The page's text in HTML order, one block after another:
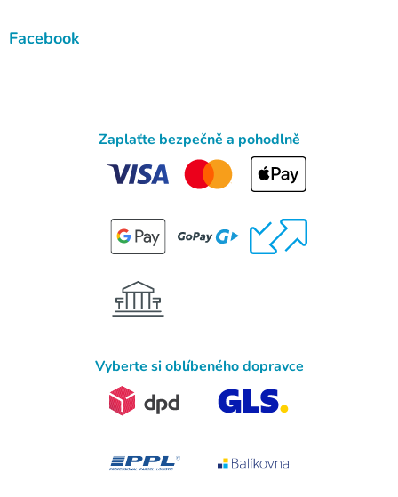
Facebook
Zaplaťte bezpečně a pohodlně
Vyberte si oblíbeného dopravce